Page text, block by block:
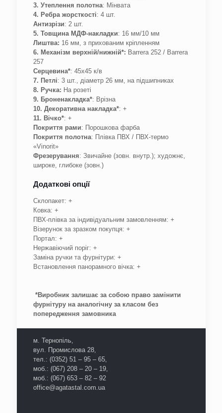
3. Утеплення полотна: Мінвата
4. Ребра жорсткості: 4 шт.
Антизрізи: 2 шт.
5. Товщина МДФ-накладки: 16 мм/10 мм
Лиштва: 16 мм, з прихованим кріпленням
6. Механізм верхній/нижній*: Barrera 252 / Barrera
257
Серцевина*: 45х45 к/в
7. Петлі: 3 шт., діаметр 26 мм, на підшипниках
8. Ручка: На розеті
9. Броненакладка*: Врізна
10. Декоративна накладка*: +
11. Вічко*: +
Покриття рами: Порошкова фарба
Покриття полотна: Плівка ПВХ / ПВХ-термо
«Vinorit»
Фрезерування: Звичайне (зовн. внутр.); художнє,
широке, глибоке (зовн.)
Додаткові опції
Склопакет: +
Ковка: +
ПВХ-плівка за індивідуальним замовленням: +
Візерунок за зразком покупця: +
Портал: +
Нержавіючий поріг: +
Заміна ручки та фурнітури: +
Встановлення панорамного вічка: +
*Виробник залишає за собою право замінити
фурнітуру на аналогічну за класом без
попередження замовника
м. Тернопіль,
вул. Промислова 28,
тел.: (0352) 51 – 95 – 65,
моб.: (067) 208 – 20 – 19,
моб.: (067) 653 – 82 – 92
office@agatastal.com.ua